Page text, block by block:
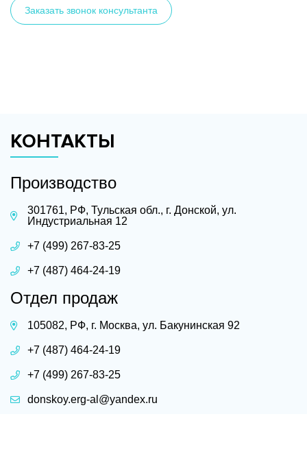
Заказать звонок консультанта
КОНТАКТЫ
Производство
301761, РФ, Тульская обл., г. Донской, ул.
Индустриальная 12
+7 (499) 267-83-25
+7 (487) 464-24-19
Отдел продаж
105082, РФ, г. Москва, ул. Бакунинская 92
+7 (487) 464-24-19
+7 (499) 267-83-25
donskoy.erg-al@yandex.ru